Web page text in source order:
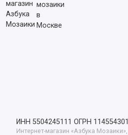
мозаики
в
Москве
ИНН 5504245111 ОГРН
Интернет-магазин «Азбука